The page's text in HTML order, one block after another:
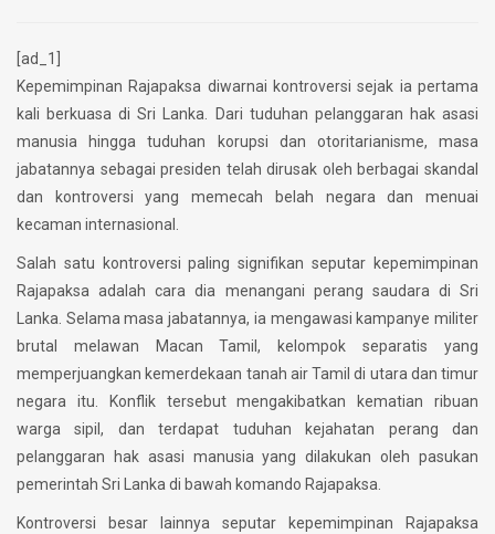
[ad_1]
Kepemimpinan Rajapaksa diwarnai kontroversi sejak ia pertama
kali berkuasa di Sri Lanka. Dari tuduhan pelanggaran hak asasi
manusia hingga tuduhan korupsi dan otoritarianisme, masa
jabatannya sebagai presiden telah dirusak oleh berbagai skandal
dan kontroversi yang memecah belah negara dan menuai
kecaman internasional.
Salah satu kontroversi paling signifikan seputar kepemimpinan
Rajapaksa adalah cara dia menangani perang saudara di Sri
Lanka. Selama masa jabatannya, ia mengawasi kampanye militer
brutal melawan Macan Tamil, kelompok separatis yang
memperjuangkan kemerdekaan tanah air Tamil di utara dan timur
negara itu. Konflik tersebut mengakibatkan kematian ribuan
warga sipil, dan terdapat tuduhan kejahatan perang dan
pelanggaran hak asasi manusia yang dilakukan oleh pasukan
pemerintah Sri Lanka di bawah komando Rajapaksa.
Kontroversi besar lainnya seputar kepemimpinan Rajapaksa